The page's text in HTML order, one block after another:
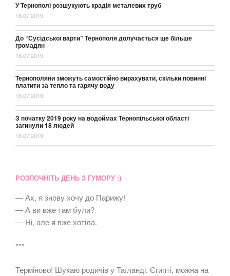
У Тернополі розшукують крадія металевих труб
16.07.2019
До “Сусідської варти” Тернополя долучається ще більше
громадян
16.07.2019
Тернополяни зможуть самостійно вирахувати, скільки повинні
платити за тепло та гарячу воду
16.07.2019
З початку 2019 року на водоймах Тернопільської області
загинули 18 людей
16.07.2019
РОЗПОЧНІТЬ ДЕНЬ З ГУМОРУ :)
— Ах, я знову хочу до Парижу!
— А ви вже там були?
— Ні, але я вже хотіла.
***
Терміново! Шукаю родичів у Таїланді, Єгипті, можна на